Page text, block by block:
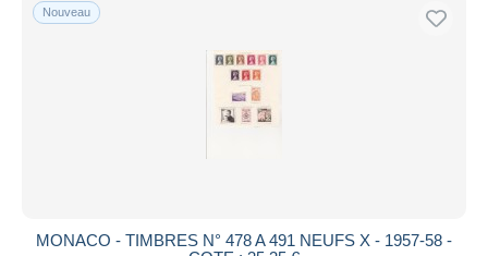
Nouveau
MONACO - TIMBRES N° 478 A 491 NEUFS X - 1957-58 -